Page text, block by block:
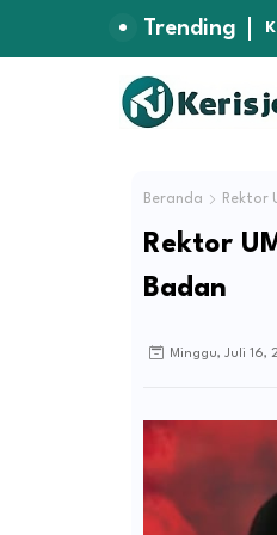
Trending
Beranda Rektor
Rektor
Badan
Minggu, Juli 16,